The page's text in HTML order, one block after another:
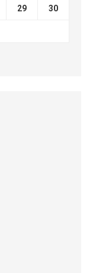
29 30